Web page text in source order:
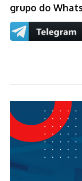
grupo do